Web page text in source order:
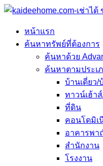
หน้าแรก
ค้นหาทรัพย์ที่ต้องการ
ค้นหาด้วย
ค้นหาตามประเ
บ้านเดี่ยว/
ทาวน์เฮ้า
ที่ดิน
คอนโดมิเ
อาคารพา
สำนักงาน
โรงงาน